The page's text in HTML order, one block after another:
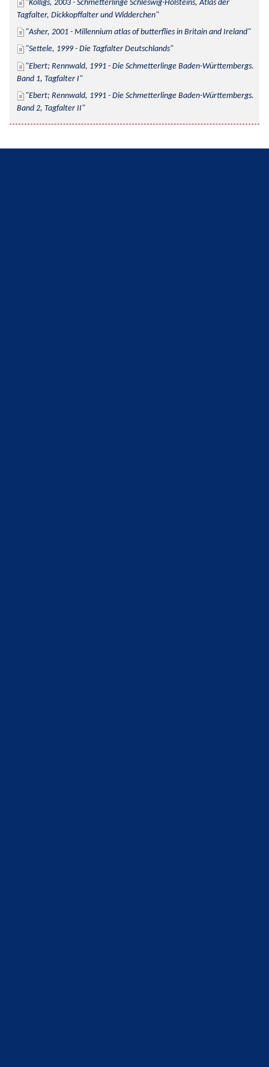
Kolligs, 2003 - Schmetterlinge Schleswig-Holsteins, Atlas der
Tagfalter, Dickkopffalter und Widderchen
Asher, 2001 - Millennium atlas of butterflies in Britain and Ireland
Settele, 1999 - Die Tagfalter Deutschlands
Ebert; Rennwald, 1991 - Die Schmetterlinge Baden-Württembergs.
Band 1, Tagfalter I
Ebert; Rennwald, 1991 - Die Schmetterlinge Baden-Württembergs.
Band 2, Tagfalter II